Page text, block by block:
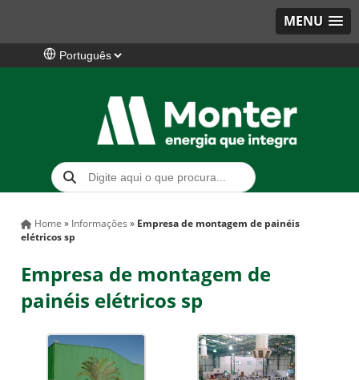
MENU
Home » Informações » Empresa de montagem de painéis
elétricos sp
Empresa de montagem de
painéis elétricos sp